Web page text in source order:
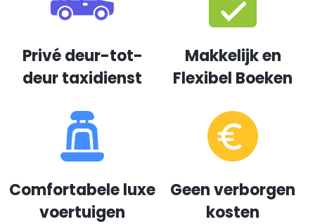
Privé deur-tot-
deur taxidienst
Makkelijk en
Flexibel Boeken
Comfortabele luxe
voertuigen
Geen verborgen
kosten